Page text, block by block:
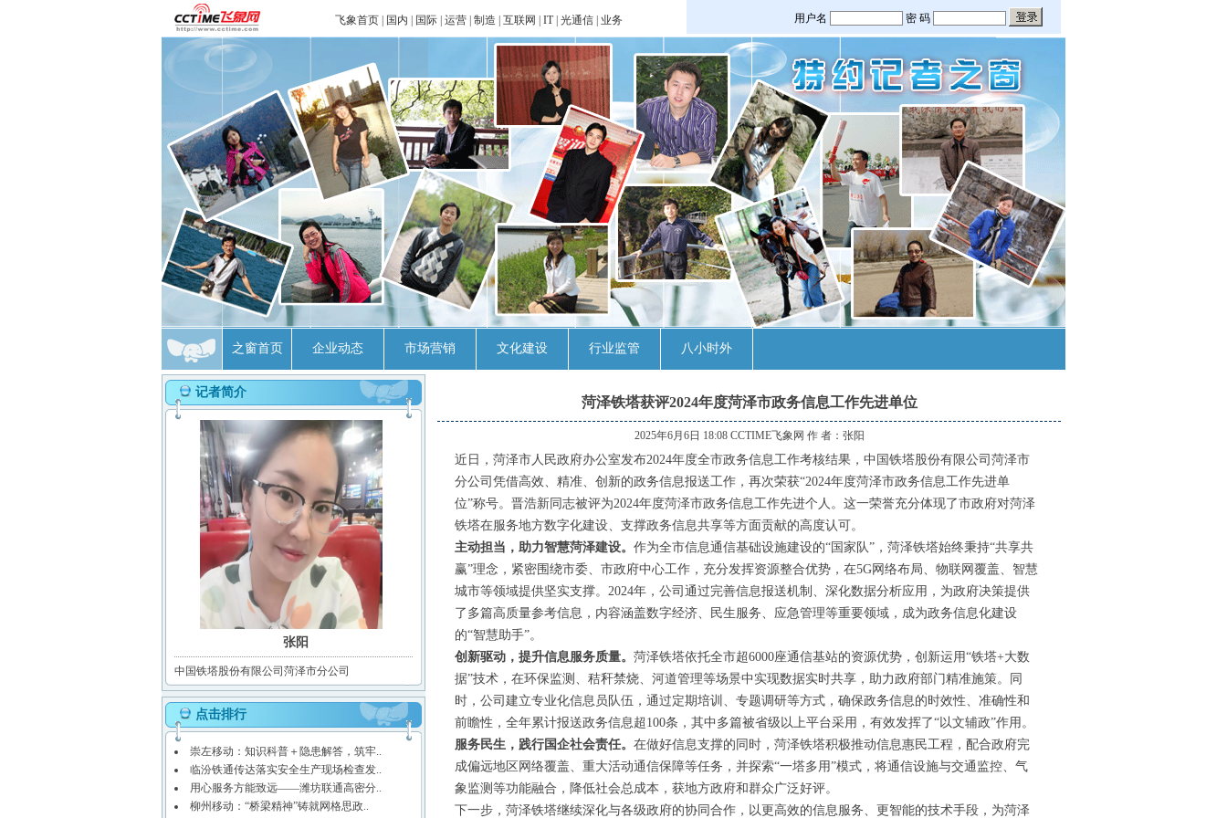
飞象首页 国内 国际 运营 制造 互联网 IT| 光通信 业务
之窗首页 企业动态 市场营销 文化建设 行业监管 八小时外
记者简介
张阳
中国铁塔股份有限公司菏泽市分公司
点击排行
崇左移动：知识科普＋隐患解答，筑牢..
临汾铁通传达落实安全生产现场检查发..
用心服务方能致远——潍坊联通高密分..
柳州移动：“桥梁精神”铸就网格思政..
菏泽铁塔获评2024年度菏泽市政务信息工作先进单位
2025年6月6日 18:08 CCTIME飞象网 作 者： 张阳
近日，菏泽市人民政府办公室发布2024年度全市政务信息工作考核结果，中国铁塔股份有限公司菏泽市
分公司凭借高效、精准、创新的政务信息报送工作，再次荣获“2024年度菏泽市政务信息工作先进单
位”称号。晋浩新同志被评为2024年度菏泽市政务信息工作先进个人。这一荣誉充分体现了市政府对菏泽
铁塔在服务地方数字化建设、支撑政务信息共享等方面贡献的高度认可。
主动担当，助力智慧菏泽建设。 作为全市信息通信基础设施建设的“国家队”，菏泽铁塔始终秉持“共享共
赢”理念，紧密围绕市委、市政府中心工作，充分发挥资源整合优势，在5G网络布局、物联网覆盖、智慧
城市等领域提供坚实支撑。2024年，公司通过完善信息报送机制、深化数据分析应用，为政府决策提供
了多篇高质量参考信息，内容涵盖数字经济、民生服务、应急管理等重要领域，成为政务信息化建设
的“智慧助手”。
创新驱动，提升信息服务质量。 菏泽铁塔依托全市超6000座通信基站的资源优势，创新运用“铁塔+大数
据”技术，在环保监测、秸秆禁烧、河道管理等场景中实现数据实时共享，助力政府部门精准施策。同
时，公司建立专业化信息员队伍，通过定期培训、专题调研等方式，确保政务信息的时效性、准确性和
前瞻性，全年累计报送政务信息超100条，其中多篇被省级以上平台采用，有效发挥了“以文辅政”作用。
服务民生，践行国企社会责任。 在做好信息支撑的同时，菏泽铁塔积极推动信息惠民工程，配合政府完
成偏远地区网络覆盖、重大活动通信保障等任务，并探索“一塔多用”模式，将通信设施与交通监控、气
象监测等功能融合，降低社会总成本，获地方政府和群众广泛好评。
下一步，菏泽铁塔继续深化与各级政府的协同合作，以更高效的信息服务、更智能的技术手段，为菏泽